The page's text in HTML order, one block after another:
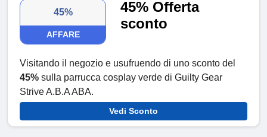
45%
AFFARE
45% Offerta
sconto
Visitando il negozio e usufruendo di uno sconto del
45% sulla parrucca cosplay verde di Guilty Gear
Strive A.B.A ABA.
Vedi Sconto